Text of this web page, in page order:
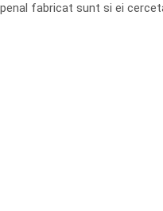
penal fabricat sunt si ei